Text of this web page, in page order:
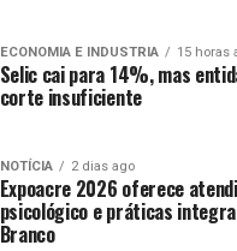
ECONOMIA E INDUSTRIA 15 horas
Selic cai para 14%, mas
corte insuficiente
NOTÍCIA 2 dias ago
Expoacre 2026 oferece
psicológico e práticas
Branco